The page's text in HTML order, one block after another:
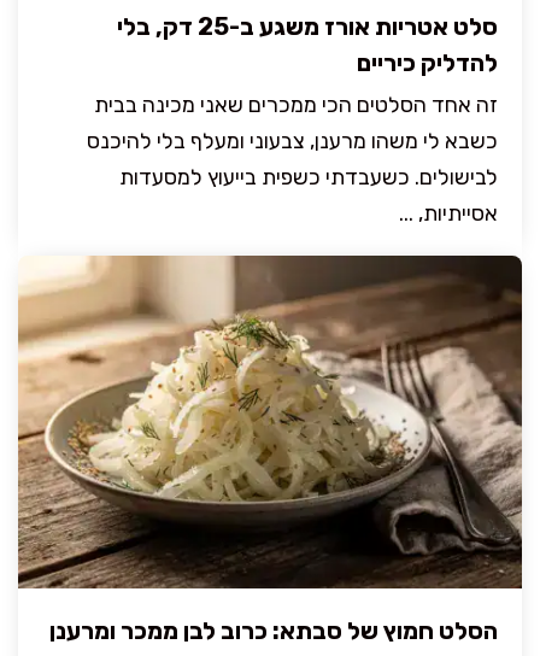
סלט אטריות אורז משגע ב-25 דק, בלי
להדליק כיריים
זה אחד הסלטים הכי ממכרים שאני מכינה בבית
כשבא לי משהו מרענן, צבעוני ומעלף בלי להיכנס
לבישולים. כשעבדתי כשפית בייעוץ למסעדות
אסייתיות, ...
הסלט חמוץ של סבתא: כרוב לבן ממכר ומרענן